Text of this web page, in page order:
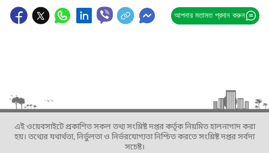
আপনার মতামত প্রদান করুন
এই ওয়েবসাইটে প্রকাশিত সকল তথ্য সংশ্লিষ্ট দপ্তর কর্তৃক নিয়মিত হালনাগাদ করা
হয়। তথ্যের যথার্থতা, নির্ভুলতা ও নির্ভরযোগ্যতা নিশ্চিত করতে সংশ্লিষ্ট দপ্তর সর্বদা
সচেষ্ট।